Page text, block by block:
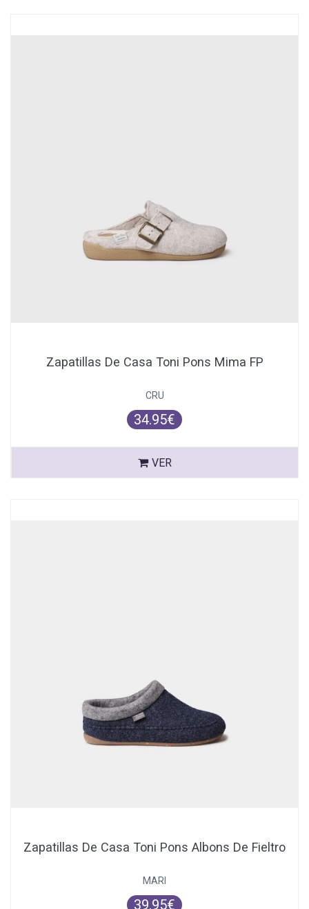
Zapatillas De Casa Toni Pons Mima FP
CRU
34.95€
VER
Zapatillas De Casa Toni Pons Albons De Fieltro
MARI
39.95€